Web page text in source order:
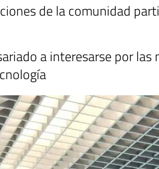
de la comunidad
a interesarse por